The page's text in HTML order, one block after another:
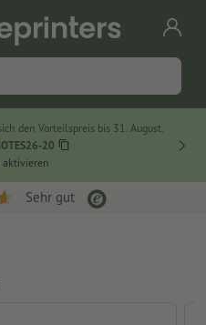
den Vorteilspreis bis 31. August.
20
aktivieren
Sehr gut